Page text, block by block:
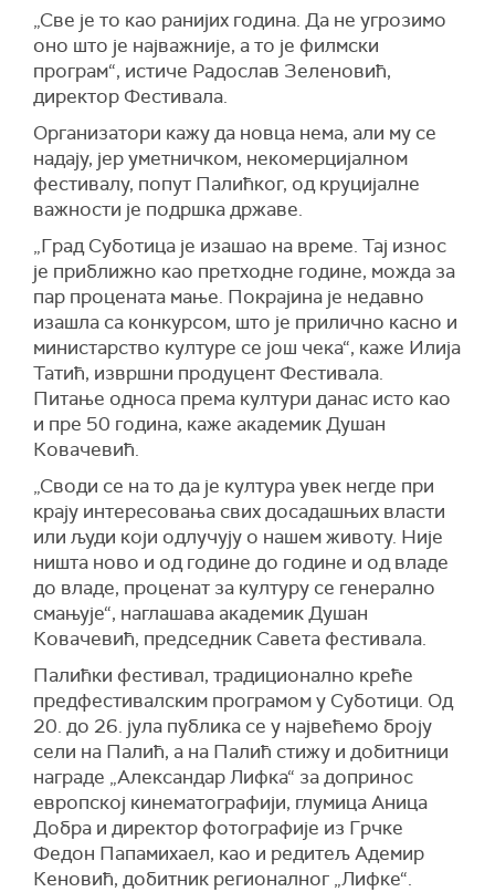
„Све је то као ранијих година. Да не угрозимо
оно што је најважније, а то је филмски
програм“, истиче Радослав Зеленовић,
директор Фестивала.
Организатори кажу да новца нема, али му се
надају, јер уметничком, некомерцијалном
фестивалу, попут Палићког, од круцијалне
важности је подршка државе.
„Град Суботица је изашао на време. Тај износ
је приближно као претходне године, можда за
пар процената мање. Покрајина је недавно
изашла са конкурсом, што је прилично касно и
министарство културе се још чека“, каже Илија
Татић, извршни продуцент Фестивала.
Питање односа према култури данас исто као
и пре 50 година, каже академик Душан
Ковачевић.
„Своди се на то да је култура увек негде при
крају интересовања свих досадашњих власти
или људи који одлучују о нашем животу. Није
ништа ново и од године до године и од владе
до владе, проценат за културу се генерално
смањује“, наглашава академик Душан
Ковачевић, председник Савета фестивала.
Палићки фестивал, традиционално креће
предфестивалским програмом у Суботици. Од
20. до 26. јула публика се у највећемо броју
сели на Палић, а на Палић стижу и добитници
награде „Александар Лифка“ за допринос
европској кинематографији, глумица Аница
Добра и директор фотографије из Грчке
Федон Папамихаел, као и редитељ Адемир
Кеновић, добитник регионалног „Лифке“.